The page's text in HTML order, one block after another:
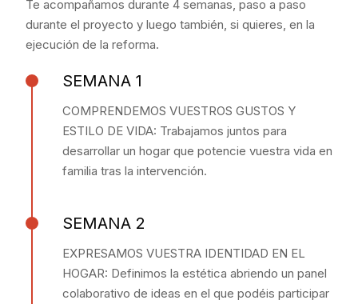
Te acompañamos durante 4 semanas, paso a paso
durante el proyecto y luego también, si quieres, en la
ejecución de la reforma.
SEMANA 1
COMPRENDEMOS VUESTROS GUSTOS Y
ESTILO DE VIDA: Trabajamos juntos para
desarrollar un hogar que potencie vuestra vida en
familia tras la intervención.
SEMANA 2
EXPRESAMOS VUESTRA IDENTIDAD EN EL
HOGAR: Definimos la estética abriendo un panel
colaborativo de ideas en el que podéis participar